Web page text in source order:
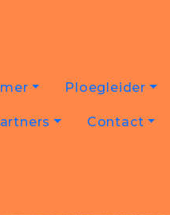
Ploegleider
Contact